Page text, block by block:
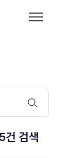
건 검색